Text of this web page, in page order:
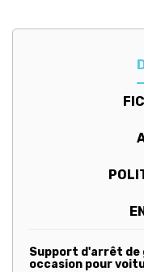
Support d'arrêt de
occasion pour